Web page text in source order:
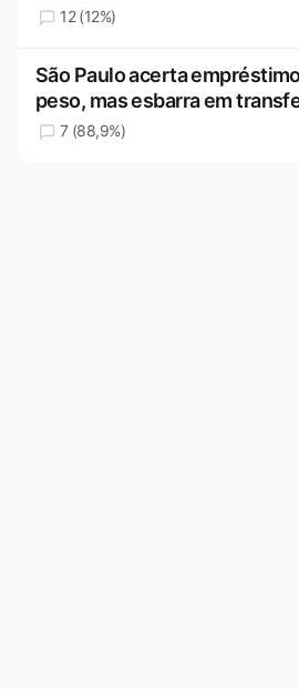
12 (12%)
São Paulo acerta
peso, mas esbarra em
7 (88,9%)